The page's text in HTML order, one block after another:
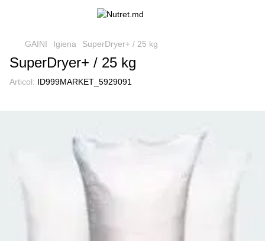
GAINI Igiena SuperDryer+ / 25 kg
SuperDryer+ / 25 kg
Articol: ID999MARKET_5929091